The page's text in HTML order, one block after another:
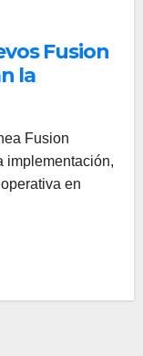
Fusion
la
costos y
Fusion
implementación,
en